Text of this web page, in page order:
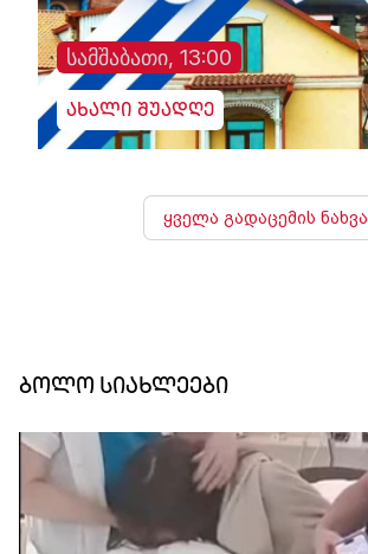
სამშაბათი, 13:00
ახალი შუადღე
ყველა გადაცემის ნახვა
ბოლო სიახლეები